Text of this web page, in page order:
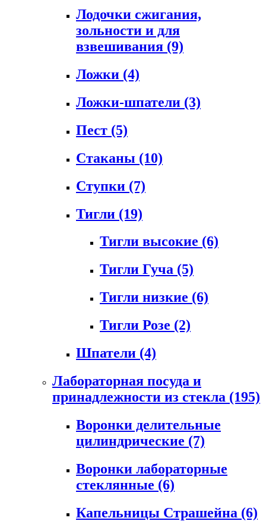
Лодочки сжигания,
зольности и для
взвешивания (9)
Ложки (4)
Ложки-шпатели (3)
Пест (5)
Стаканы (10)
Ступки (7)
Тигли (19)
Тигли высокие (6)
Тигли Гуча (5)
Тигли низкие (6)
Тигли Розе (2)
Шпатели (4)
Лабораторная посуда и
принадлежности из стекла (195)
Воронки делительные
цилиндрические (7)
Воронки лабораторные
стеклянные (6)
Капельницы Страшейна (6)